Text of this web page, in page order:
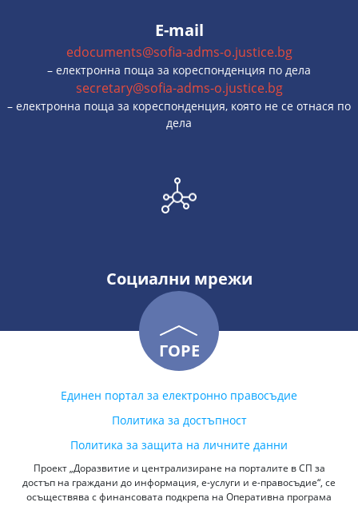
E-mail
edocuments@sofia-adms-o.justice.bg
– електронна поща за кореспонденция по дела
secretary@sofia-adms-o.justice.bg
– електронна поща за кореспонденция, която не се отнася по
дела
Социални мрежи
ГОРЕ
Единен портал за електронно правосъдие
Политика за достъпност
Политика за защита на личните данни
Проект „Доразвитие и централизиране на порталите в СП за
достъп на граждани до информация, е-услуги и е-правосъдие“, се
осъществява с финансовата подкрепа на Оперативна програма